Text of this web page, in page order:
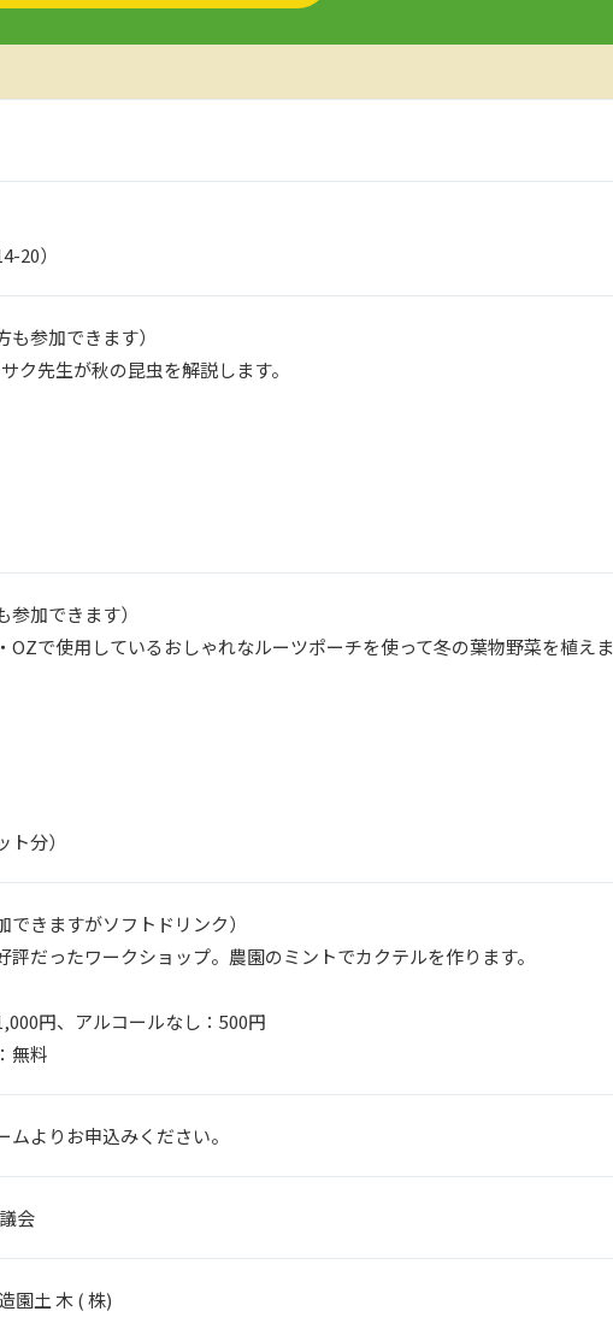
20）
も参加できます）
ク先生が秋の昆虫を解説します。
参加できます）
OZで使用しているおしゃれなルーツポーチを使って冬の葉物野菜を植えま
分）
できますがソフトドリンク）
だったワークショップ。農園のミントでカクテルを作ります。
円、アルコールなし：500円
無料
よりお申込みください。
会
園土 木 ( 株)